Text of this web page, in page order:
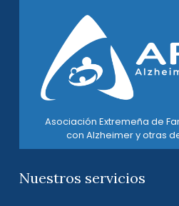
Asociación Extremeña de
con Alzheimer y otras
Nuestros servicios